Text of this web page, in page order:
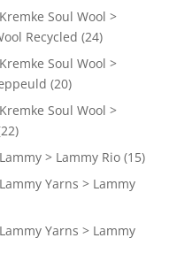
Soul Wool >
Recycled (24)
Soul Wool >
(20)
Soul Wool >
> Lammy Rio (15)
Yarns > Lammy
Yarns > Lammy